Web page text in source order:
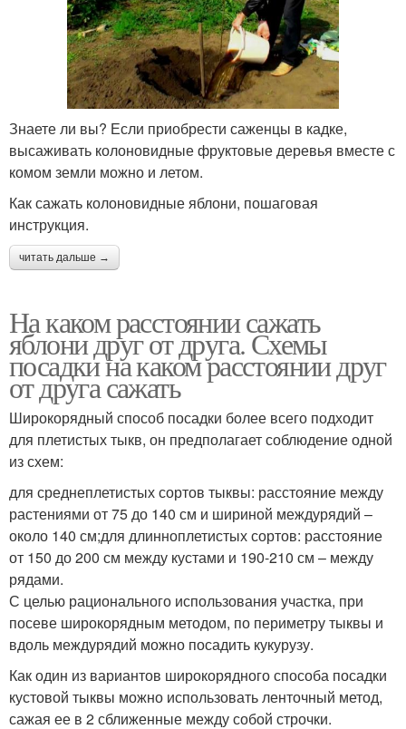
Знаете ли вы? Если приобрести саженцы в кадке,
высаживать колоновидные фруктовые деревья вместе с
комом земли можно и летом.
Как сажать колоновидные яблони, пошаговая
инструкция.
читать дальше →
На каком расстоянии сажать
яблони друг от друга. Схемы
посадки на каком расстоянии друг
от друга сажать
Широкорядный способ посадки более всего подходит
для плетистых тыкв, он предполагает соблюдение одной
из схем:
для среднеплетистых сортов тыквы: расстояние между
растениями от 75 до 140 см и шириной междурядий –
около 140 см;для длинноплетистых сортов: расстояние
от 150 до 200 см между кустами и 190-210 см – между
рядами.
С целью рационального использования участка, при
посеве широкорядным методом, по периметру тыквы и
вдоль междурядий можно посадить кукурузу.
Как один из вариантов широкорядного способа посадки
кустовой тыквы можно использовать ленточный метод,
сажая ее в 2 сближенные между собой строчки.